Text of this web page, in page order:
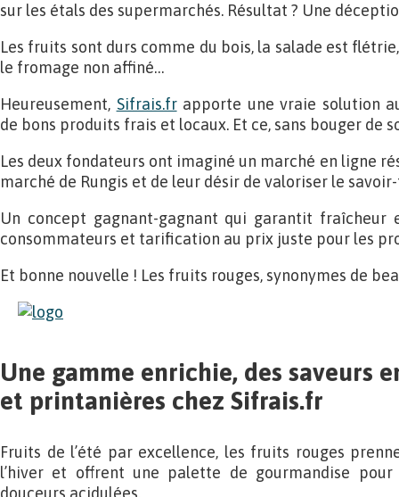
sur les étals des supermarchés. Résultat ? Une
Les fruits sont durs comme du bois, la salade est
le fromage non affiné…
Heureusement, Sifrais.frapporte une vraie solution
de bons produits frais et locaux. Et ce, sans bouger de
Les deux fondateurs ont imaginé un marché en ligne
marché de Rungis et de leur désir de valoriser le
Un concept gagnant-gagnant qui garantit
consommateurs et tarification au prix juste pour les
Et bonne nouvelle ! Les fruits rouges, synonymes de
Une gamme enrichie, des saveurs
et printanières chez Sifrais.fr
Fruits de l’été par excellence, les fruits rouges
l’hiver et offrent une palette de gourmandise
douceurs acidulées.